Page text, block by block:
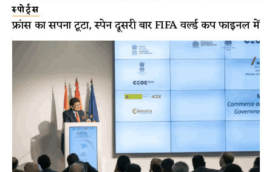
स्पोर्ट्स
फ्रांस का सपना टूटा, स्पेन दूसरी बार FIFA वर्ल्ड कप फाइनल में